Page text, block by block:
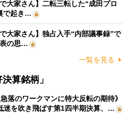
大家さん】二転三転した“成田プロ
で起き…
大家さん】独占入手“内部議事録”で
の思…
一覧を見る
算銘柄」
急落のワークマンに特大反転の期待》
迷を吹き飛ばす第1四半期決算、…